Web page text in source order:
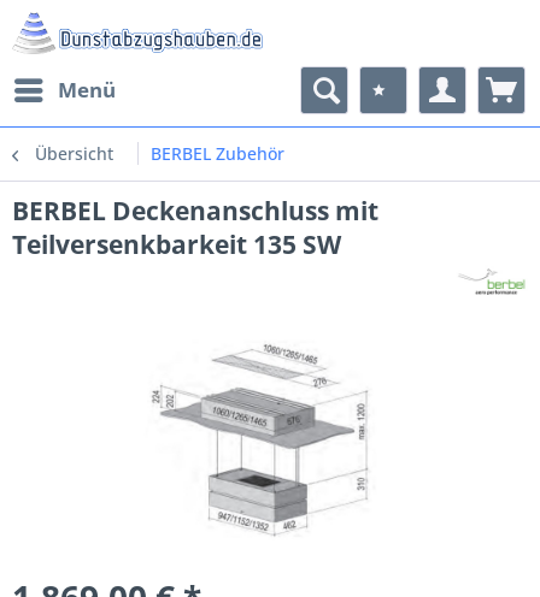
Menü
Übersicht BERBEL Zubehör
BERBEL Deckenanschluss mit
Teilversenkbarkeit 135 SW